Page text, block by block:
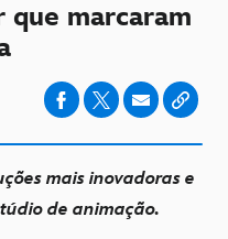
que marcaram
mais inovadoras e
de animação.